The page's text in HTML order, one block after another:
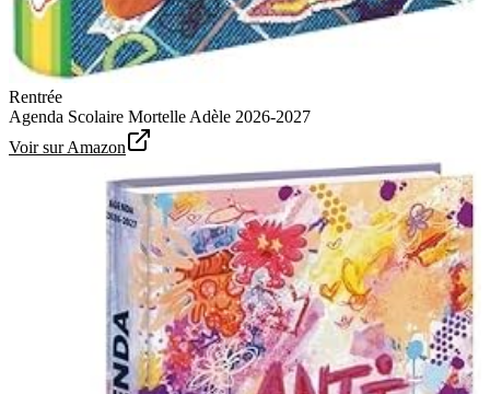
Rentrée
Agenda Scolaire Mortelle Adèle 2026-2027
Voir sur Amazon